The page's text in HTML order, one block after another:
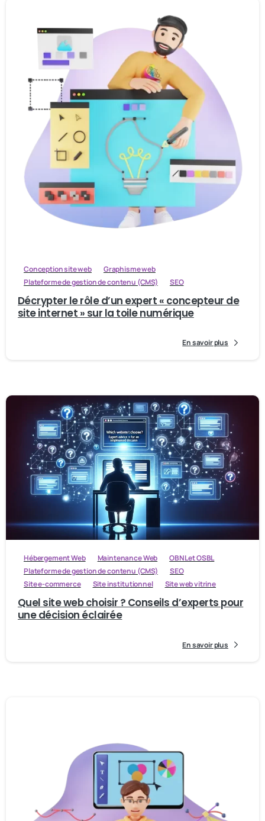
Conception site web
Graphisme web
Plateforme de gestion de contenu (CMS)
SEO
Décrypter le rôle d’un expert « concepteur de
site internet » sur la toile numérique
En savoir plus
Hébergement Web Maintenance Web
OBNL et OSBL
Plateforme de gestion de contenu (CMS)
SEO
Site e-commerce
Site institutionnel Site web vitrine
Quel site web choisir ? Conseils d’experts pour
une décision éclairée
En savoir plus